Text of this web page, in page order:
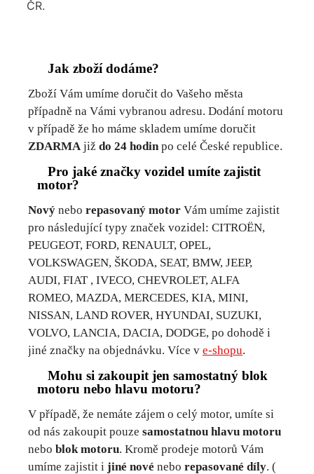
ČR.
Jak zboží dodáme?
Zboží Vám umíme doručit do Vašeho města
případně na Vámi vybranou adresu. Dodání motoru
v případě že ho máme skladem umíme doručit
ZDARMA již do 24 hodin po celé České republice.
Pro jaké značky vozidel umíte zajistit
motor?
Nový nebo repasovaný motor Vám umíme zajistit
pro následující typy značek vozidel: CITROËN,
PEUGEOT, FORD, RENAULT, OPEL,
VOLKSWAGEN, ŠKODA, SEAT, BMW, JEEP,
AUDI, FIAT , IVECO, CHEVROLET, ALFA
ROMEO, MAZDA, MERCEDES, KIA, MINI,
NISSAN, LAND ROVER, HYUNDAI, SUZUKI,
VOLVO, LANCIA, DACIA, DODGE, po dohodě i
jiné značky na objednávku. Více v e-shopu.
Mohu si zakoupit jen samostatný blok
motoru nebo hlavu motoru?
V případě, že nemáte zájem o celý motor, umíte si
od nás zakoupit pouze samostatnou hlavu motoru
nebo blok motoru. Kromě prodeje motorů Vám
umíme zajistit i jiné nové nebo repasované díly. (